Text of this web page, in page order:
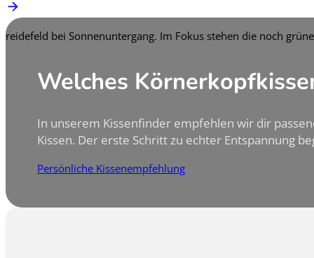
Welches
In unserem Kissenfinder empfehlen wir dir
Kissen. Der erste Schritt zu echter Entspannung
Persönliche Kissenempfehlung